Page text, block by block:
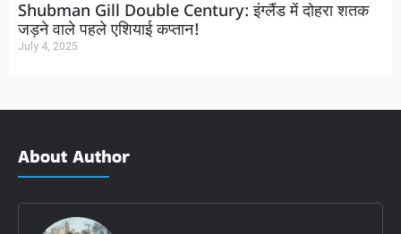
Shubman Gill Double Century: इंग्लैंड में दोहरा शतक
जड़ने वाले पहले एशियाई कप्तान!
July 4, 2025
About Author